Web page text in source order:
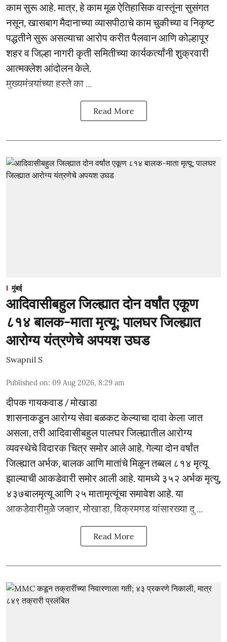
काम सुरू आहे. मात्र, हे काम मूळ ऐतिहासिक वास्तूंना सुसंगत
नसून, खासबाग मैदानाच्या व्यासपीठाचे काम चुकीच्या व निकृष्ट
पद्धतीने सुरू असल्याचा आरोप करीत पैलवान आणि कोल्हापूर
शहर व जिल्हा नागरी कृती समितीच्या कार्यकर्त्यांनी शुक्रवारी
आत्मक्लेश आंदोलन केले.
मुख्यमंत्र्यांच्या हस्ते का ...
Read More
मुंबई
आदिवासीबहुल जिल्ह्यात दोन वर्षांत एकूण
८१४ बालक-माता मृत्यू; पालघर जिल्ह्यात
आरोग्य यंत्रणेचे अपयश उघड
Swapnil S
Published on: 09 Aug 2026, 8:29 am
दीपक गायकवाड / मोखाडा
शासनाकडून आरोग्य सेवा बळकट केल्याचा दावा केला जात
असला, तरी आदिवासीबहुल पालघर जिल्ह्यातील आरोग्य
व्यवस्थेचे विदारक चित्र समोर आले आहे. गेल्या दोन वर्षांत
जिल्ह्यात अर्भक, बालक आणि मातांचे मिळून तब्बल ८१४ मृत्यू
झाल्याची आकडेवारी समोर आली आहे. यामध्ये ३५२ अर्भक मृत्यु,
४३७बालमृत्यू आणि २५ मातामृत्यूंचा समावेश आहे. या
आकडेवारीमुळे जव्हार, मोखाडा, विक्रमगड यांसारख्या दु ...
Read More